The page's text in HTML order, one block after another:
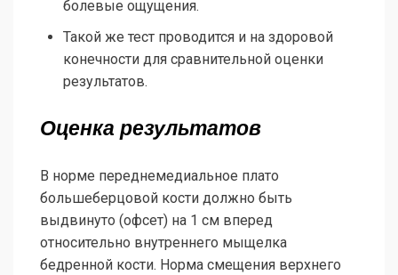
болевые ощущения.
Такой же тест проводится и на здоровой
конечности для сравнительной оценки
результатов.
Оценка результатов
В норме переднемедиальное плато
большеберцовой кости должно быть
выдвинуто (офсет) на 1 см вперед
относительно внутреннего мыщелка
бедренной кости. Норма смещения верхнего